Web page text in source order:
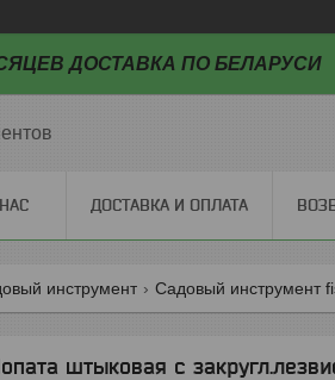
ДОСТАВКА ПО БЕЛАРУСИ
ДОСТАВКА И ОПЛАТА
инструмент Садовый инструмент
штыковая с